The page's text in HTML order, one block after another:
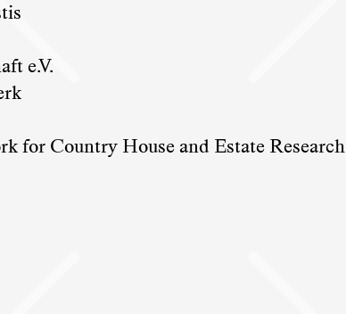
e.V.
for Country House and Estate Research